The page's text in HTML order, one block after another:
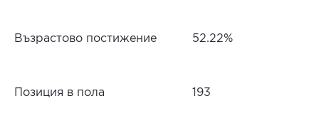
Възрастово постижение 52.22%
Позиция в пола 193